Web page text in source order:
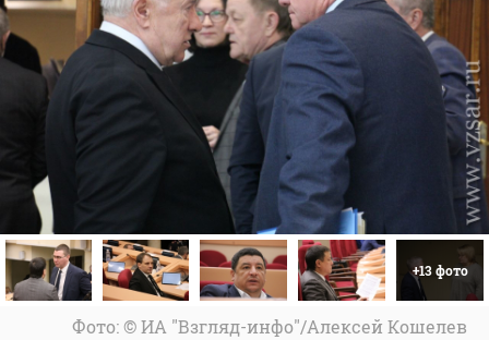
+13 фото
Фото: © ИА "Взгляд-инфо"/Алексей Кошелев